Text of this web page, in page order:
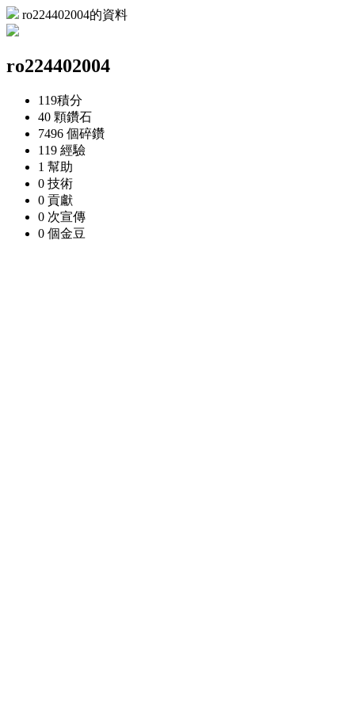
ro224402004的資料
ro224402004
119積分
40 顆鑽石
7496 個碎鑽
119 經驗
1 幫助
0 技術
0 貢獻
0 次宣傳
0 個金豆